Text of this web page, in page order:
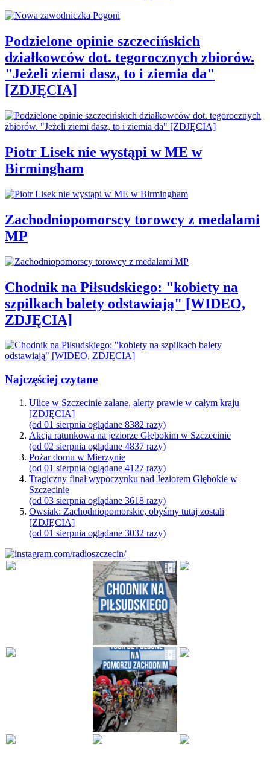
Podzielone opinie szczecińskich
działkowców dot. tegorocznych zbiorów.
"Jeżeli ziemi dasz, to i ziemia da"
[ZDJĘCIA]
Piotr Lisek nie wystąpi w ME w
Birmingham
Zachodniopomorscy torowcy z medalami
MP
Chodnik na Piłsudskiego: "kobiety na
szpilkach balety odstawiają" [WIDEO,
ZDJĘCIA]
Najczęściej czytane
Ulice w Szczecinie zalane, alerty prawie w całym kraju
[ZDJĘCIA]
(od 01 sierpnia oglądane 8382 razy)
Akcja ratunkowa na jeziorze Głębokim w Szczecinie
(od 02 sierpnia oglądane 4837 razy)
Pożar domu w Mierzynie
(od 01 sierpnia oglądane 4127 razy)
Tragiczny finał wypoczynku nad Jeziorem Głębokie w
Szczecinie
(od 03 sierpnia oglądane 3618 razy)
Owsiak: Zachodniopomorskie, obyśmy tutaj zostali
[ZDJĘCIA]
(od 01 sierpnia oglądane 3032 razy)